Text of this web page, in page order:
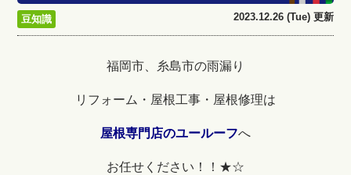
豆知識 2023.12.26 (Tue) 更新
福岡市、糸島市の雨漏り
リフォーム・屋根工事・屋根修理は
屋根専門店のユールーフへ
お任せください！！★☆